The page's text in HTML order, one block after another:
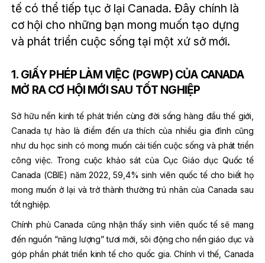
tế có thể tiếp tục ở lại Canada. Đây chính là
cơ hội cho những bạn mong muốn tạo dựng
và phát triển cuộc sống tại một xứ sở mới.
1. GIẤY PHÉP LÀM VIỆC (PGWP) CỦA CANADA
MỞ RA CƠ HỘI MỚI SAU TỐT NGHIỆP
Sở hữu nền kinh tế phát triển cùng đời sống hàng đầu thế giới,
Canada tự hào là điểm đến ưa thích của nhiều gia đình cũng
như du học sinh có mong muốn cải tiến cuộc sống và phát triển
công việc. Trong cuộc khảo sát của Cục Giáo dục Quốc tế
Canada (CBIE) năm 2022, 59,4% sinh viên quốc tế cho biết họ
mong muốn ở lại và trở thành thường trú nhân của Canada sau
tốt nghiệp.
Chính phủ Canada cũng nhận thấy sinh viên quốc tế sẽ mang
đến nguồn “năng lượng” tươi mới, sôi động cho nền giáo dục và
góp phần phát triển kinh tế cho quốc gia. Chính vì thế, Canada